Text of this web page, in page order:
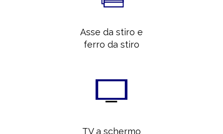
Asse da stiro e
ferro da stiro
TV a schermo